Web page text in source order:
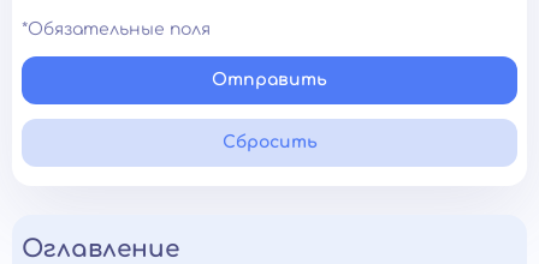
*Обязательные поля
Отправить
Сбросить
Оглавление